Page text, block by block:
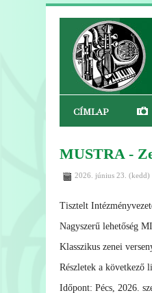
CÍMLAP
MUSTRA -
2026. június 23. (kedd)
Tisztelt
Nagyszerű lehetőség
Klasszikus zenei
Részletek a következő
Időpont: Pécs, 2026.